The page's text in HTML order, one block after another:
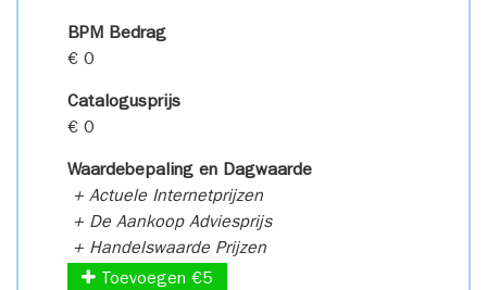
BPM Bedrag
€ 0
Catalogusprijs
€ 0
Waardebepaling en Dagwaarde
+ Actuele Internetprijzen
+ De Aankoop Adviesprijs
+ Handelswaarde Prijzen
Toevoegen €5